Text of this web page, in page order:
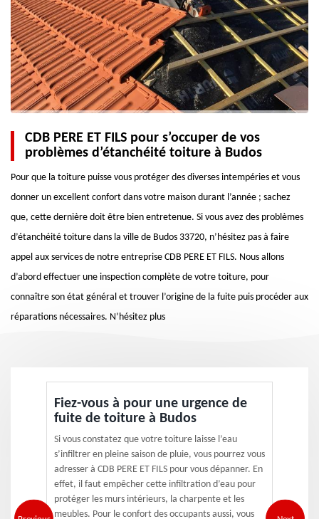
CDB PERE ET FILS pour s’occuper de vos
problèmes d’étanchéité toiture à Budos
Pour que la toiture puisse vous protéger des diverses intempéries et vous
donner un excellent confort dans votre maison durant l’année ; sachez
que, cette dernière doit être bien entretenue. Si vous avez des problèmes
d’étanchéité toiture dans la ville de Budos 33720, n’hésitez pas à faire
appel aux services de notre entreprise CDB PERE ET FILS. Nous allons
d’abord effectuer une inspection complète de votre toiture, pour
connaître son état général et trouver l’origine de la fuite puis procéder aux
réparations nécessaires. N’hésitez plus
Fiez-vous à pour une urgence de
fuite de toiture à Budos
Si vous constatez que votre toiture laisse l’eau
s’infiltrer en pleine saison de pluie, vous pourrez vous
adresser à CDB PERE ET FILS pour vous dépanner. En
effet, il faut empêcher cette infiltration d’eau pour
protéger les murs intérieurs, la charpente et les
meubles. Pour le confort des occupants aussi, vous